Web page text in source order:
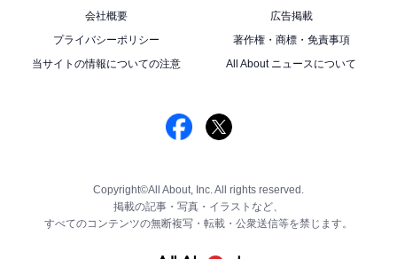
会社概要
広告掲載
プライバシーポリシー
著作権・商標・免責事項
当サイトの情報についての注意
All About ニュースについて
Copyright©All About, Inc. All rights reserved.
掲載の記事・写真・イラストなど、
すべてのコンテンツの無断複写・転載・公衆送信等を禁じます。